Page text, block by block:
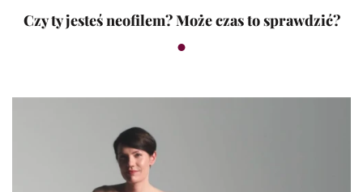
Czy ty jesteś neofilem? Może czas to sprawdzić?